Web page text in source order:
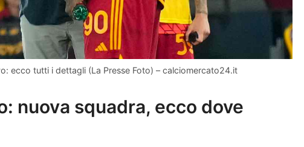
ecco tutti i dettagli (La Presse Foto) – calciomercato24.it
nuova squadra, ecco dove